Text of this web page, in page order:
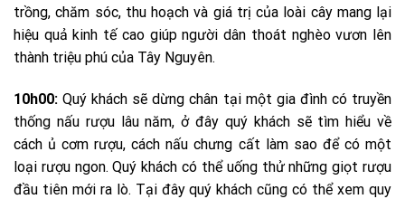
trồng, chăm sóc, thu hoạch và giá trị của loài cây mang lại
hiệu quả kinh tế cao giúp người dân thoát nghèo vươn lên
thành triệu phú của Tây Nguyên.
10h00:Quý khách sẽ dừng chân tại một gia đình có truyền
thống nấu rượu lâu năm, ở đây quý khách sẽ tìm hiểu về
cách ủ cơm rượu, cách nấu chưng cất làm sao để có một
loại rượu ngon. Quý khách có thể uống thử những giọt rượu
đầu tiên mới ra lò. Tại đây quý khách cũng có thể xem quy